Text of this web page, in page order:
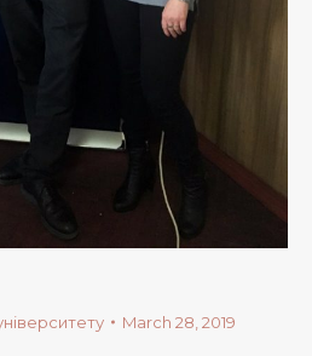
March 28, 2019